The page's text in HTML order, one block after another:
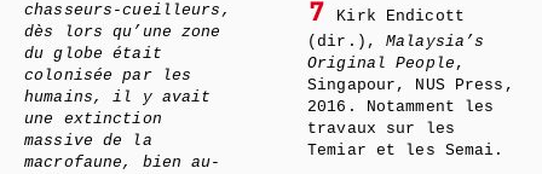
chasseurs-cueilleurs,
dès lors qu’une zone
du globe était
colonisée par les
humains, il y avait
une extinction
massive de la
macrofaune, bien au-
7
Kirk Endicott
(dir.),Malaysia’s
Original People ,
Singapour, NUS Press,
2016. Notamment les
travaux sur les
Temiar et les Semai.